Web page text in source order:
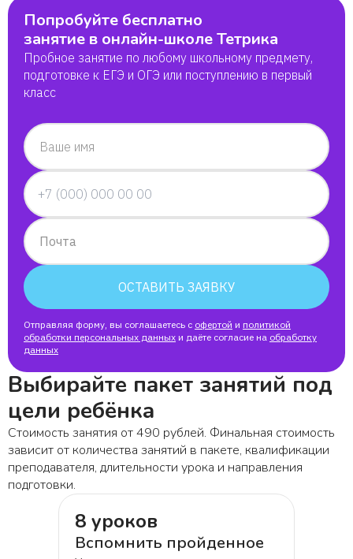
Попробуйте бесплатно
занятие в онлайн-школе Тетрика
Пробное занятие по любому школьному предмету,
подготовке к ЕГЭ и ОГЭ или поступлению в первый
класс
Ваше имя
Почта
ОСТАВИТЬ ЗАЯВКУ
Отправляя форму, вы соглашаетесь с офертой и политикой
обработки персональных данных и даёте согласие на обработку
данных
Выбирайте пакет занятий под
цели ребёнка
Стоимость занятия от 490 рублей. Финальная стоимость
зависит от количества занятий в пакете, квалификации
преподавателя, длительности урока и направления
подготовки.
8 уроков
Вспомнить пройденное